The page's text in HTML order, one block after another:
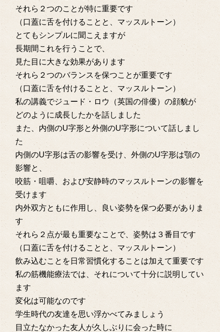
それら２つのことが特に重要です
（口蓋に舌を付けることと、マッスルトーン）
とてもシンプルに聞こえますが
長期間これを行うことで、
見た目に大きな効果があります
それら２つのバランスを保つことが重要です
（口蓋に舌を付けることと、マッスルトーン）
私の講義でジュード・ロウ（英国の俳優）の顔貌が
どのように成長したかを話しました
また、内側のU字形と外側のU字形について話しまし
た
内側のU字形は舌の影響を受け、外側のU字形は顎の
影響と、
咬筋・咀嚼、および安静時のマッスルトーンの影響を
受けます
内外双方ともに作用し、良い姿勢を保つ必要がありま
す
それら２点が最も重要なことで、姿勢は３番目です
（口蓋に舌を付けることと、マッスルトーン）
飲み込むことを日常習慣化することは加えて重要です
私の筋機能療法では、それについて十分に説明してい
ます
変化は可能なのです
学生時代の友達を思い浮かべてみましょう
目立たなかった友人が久しぶりに会った時に